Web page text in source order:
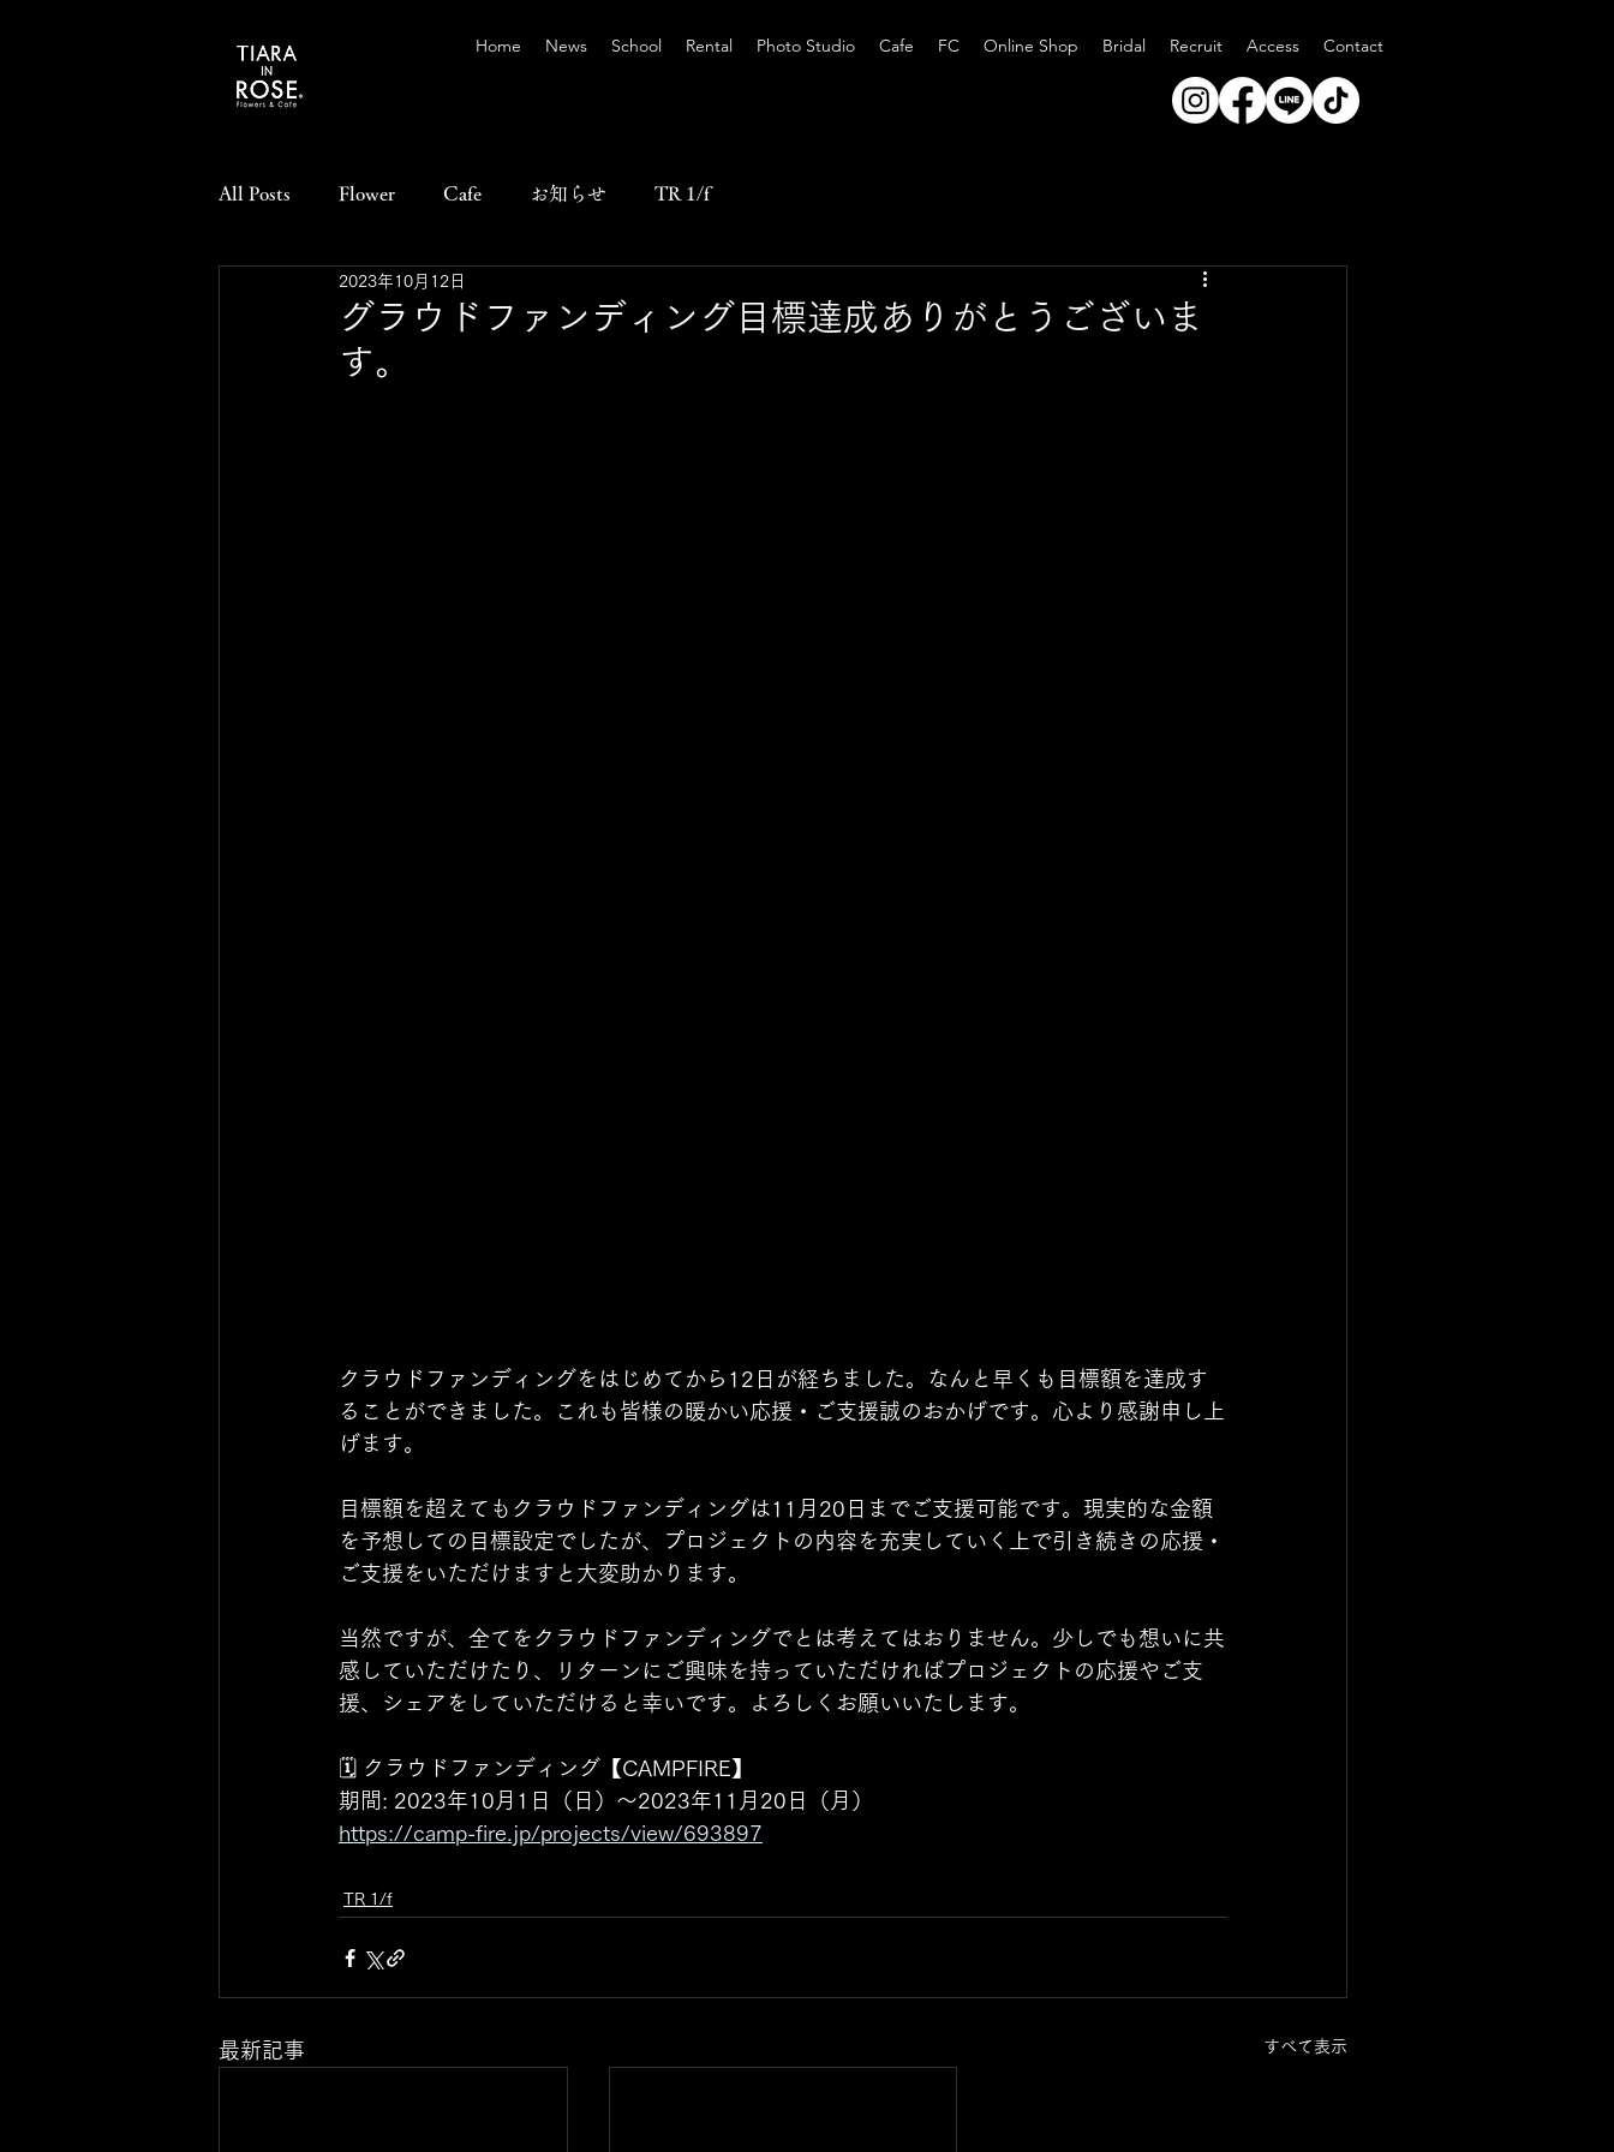
Home News School Rental Photo Studio Cafe FC Online Shop Bridal Recruit Access Contact
All Posts Flower Cafe お知らせ TR 1/f
グラウドファンディング目標達成ありがとうございま
す。
2023年10月12日
クラウドファンディングをはじめてから12日が経ちました。なんと早くも目標額を達成す
ることができました。これも皆様の暖かい応援・ご支援誠のおかげです。心より感謝申し上
げます。
目標額を超えてもクラウドファンディングは11月20日までご支援可能です。現実的な金額
を予想しての目標設定でしたが、プロジェクトの内容を充実していく上で引き続きの応援・
ご支援をいただけますと大変助かります。
当然ですが、全てをクラウドファンディングでとは考えてはおりません。少しでも想いに共
感していただけたり、リターンにご興味を持っていただければプロジェクトの応援やご支
援、シェアをしていただけると幸いです。よろしくお願いいたします。
🗓 クラウドファンディング【CAMPFIRE】
期間: 2023年10月1日（日）〜2023年11月20日（月）
https://camp-fire.jp/projects/view/693897
TR 1/f
最新記事 すべて表示